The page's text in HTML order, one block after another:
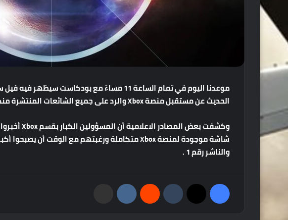
موعدنااليومفيتمامالساعة مساءًمعبودكاستسيظهرفيهفيل
الحديثعنمستقبلمنصةXboxوالردعلىجميعالشائعاتالمنتشرة
وكشفتبعضالمصادرالاعلاميةأنالمسؤولينالكباربقسم أخبروا
شاشةموجودةلمنصة متكاملةورغبتهممعالوقتأنيصبحوا
والناشررقم